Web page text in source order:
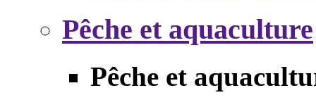
Pêche et aquaculture
Pêche et